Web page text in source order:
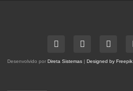
Desenvolvido por Direta Sistemas | Designed by Freepik